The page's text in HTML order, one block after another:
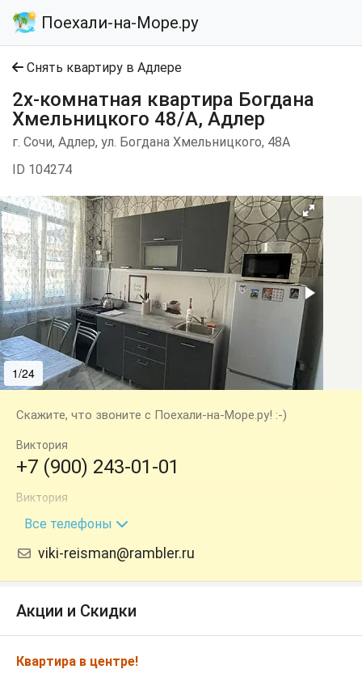
Поехали-на-Море.ру
Снять квартиру в Адлере
2х-комнатная квартира Богдана
Хмельницкого 48/А, Адлер
г. Сочи, Адлер, ул. Богдана Хмельницкого, 48А
ID 104274
1/24
Скажите, что звоните с Поехали-на-Море.ру! :-)
Виктория
+7 (900) 243-01-01
Виктория
+7 (918) 309-19-71
Все телефоны
viki-reisman@rambler.ru
Акции и Скидки
Квартира в центре!